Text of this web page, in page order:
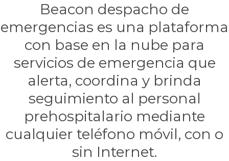
Beacon despacho de
emergencias es una plataforma
con base en la nube para
servicios de emergencia que
alerta, coordina y brinda
seguimiento al personal
prehospitalario mediante
cualquier teléfono móvil, con o
sin Internet.